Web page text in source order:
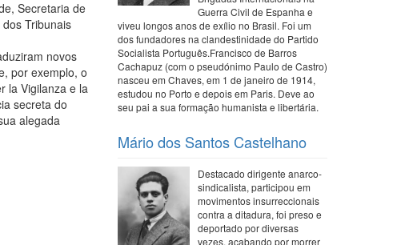
Secretaria de
dos Tribunais
novos
por exemplo, o
la Vigilanza e la
secreta do
alegada
Guerra Civil de Espanha e
viveu longos anos de exílio no Brasil. Foi um
dos fundadores na clandestinidade do Partido
Socialista Português.Francisco de Barros
Cachapuz (com o pseudónimo Paulo de Castro)
nasceu em Chaves, em 1 de janeiro de 1914,
estudou no Porto e depois em Paris. Deve ao
seu pai a sua formação humanista e libertária.
Mário dos Santos Castelhano
Destacado dirigente anarco-
sindicalista, participou em
movimentos insurreccionais
contra a ditadura, foi preso e
deportado por diversas
vezes, acabando por morrer